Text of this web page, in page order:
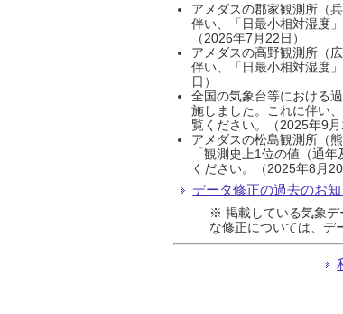
アメダスの郡家観測所（
伴い、「日最小相対湿度
（2026年7月22日）
アメダスの高野観測所（
伴い、「日最小相対湿度
日）
全国の気象台等における
施しました。これに伴い
覧ください。（2025年9月
アメダスの松島観測所（
「観測史上1位の値（通
ください。（2025年8月20
データ修正の過去のお
※ 掲載している気象デ
な修正については、デ